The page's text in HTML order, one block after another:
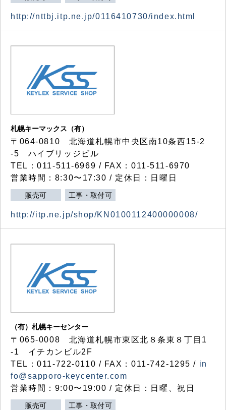
http://nttbj.itp.ne.jp/0116410730/index.html
札幌キーマックス（有）
〒064-0810 北海道札幌市中央区南10条西15-2
-5 ハイブリッジビル
TEL：011-511-6969 / FAX：011-511-6970
営業時間：8:30〜17:30 / 定休日：日曜日
販売可 工事・取付可
http://itp.ne.jp/shop/KN0100112400000008/
（有）札幌キーセンター
〒065-0008 北海道札幌市東区北８条東８丁目1
-1 イチカンビル2F
TEL：011-722-0110 / FAX：011-742-1295 / in
fo@sapporo-keycenter.com
営業時間：9:00〜19:00 / 定休日：日曜、祝日
販売可 工事・取付可